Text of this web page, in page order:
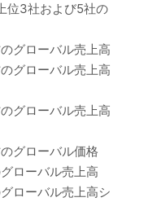
位3社および5社の
グローバル売上高
グローバル売上高
グローバル売上高
グローバル価格
ローバル売上高
ローバル売上高シ